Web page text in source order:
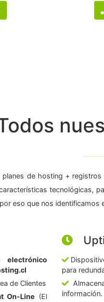
de hosting +
tecnológicas,
eso que nos
electrónico
de Clientes
On-Line (El
para
información.